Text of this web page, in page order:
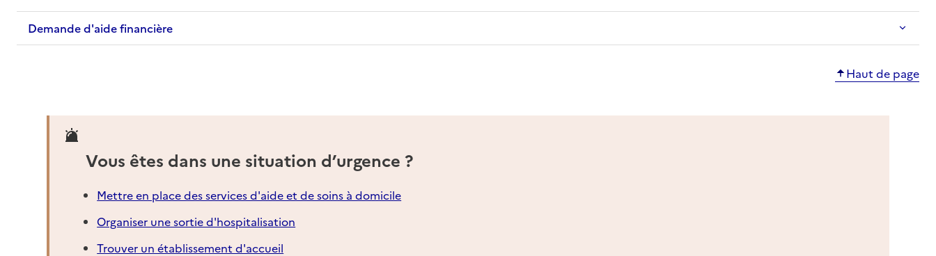
Demande d'aide financière
Haut de page
Vous êtes dans une situation d’urgence ?
Mettre en place des services d'aide et de soins à domicile
Organiser une sortie d'hospitalisation
Trouver un établissement d'accueil